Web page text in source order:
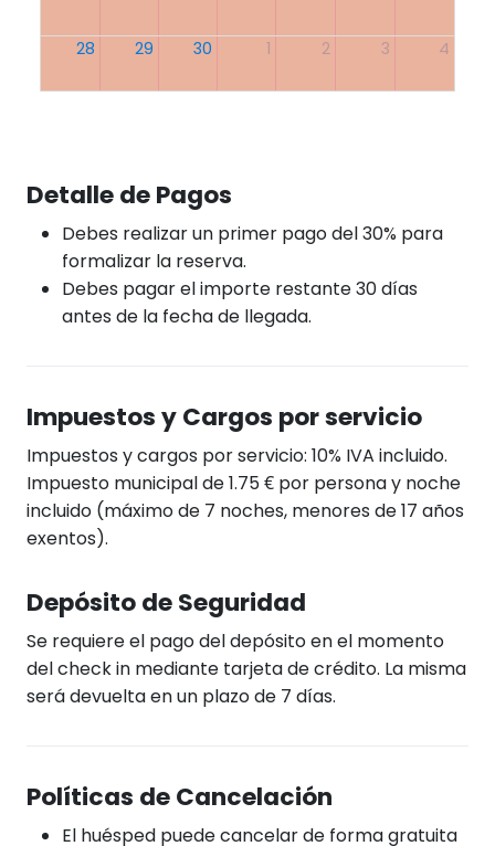
28 29 30 1 2 3 4
Detalle de Pagos
Debes realizar un primer pago del 30% para
formalizar la reserva.
Debes pagar el importe restante 30 días
antes de la fecha de llegada.
Impuestos y Cargos por servicio
Impuestos y cargos por servicio: 10% IVA incluido.
Impuesto municipal de 1.75 € por persona y noche
incluido (máximo de 7 noches, menores de 17 años
exentos).
Depósito de Seguridad
Se requiere el pago del depósito en el momento
del check in mediante tarjeta de crédito. La misma
será devuelta en un plazo de 7 días.
Políticas de Cancelación
El huésped puede cancelar de forma gratuita